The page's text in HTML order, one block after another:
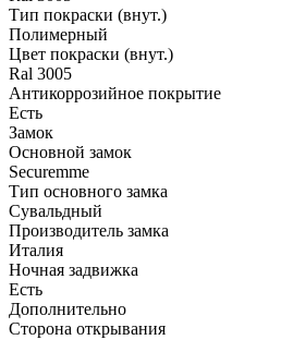
Тип покраски (внут.)
Полимерный
Цвет покраски (внут.)
Ral 3005
Антикоррозийное покрытие
Есть
Замок
Основной замок
Securemme
Тип основного замка
Сувальдный
Производитель замка
Италия
Ночная задвижка
Есть
Дополнительно
Сторона открывания